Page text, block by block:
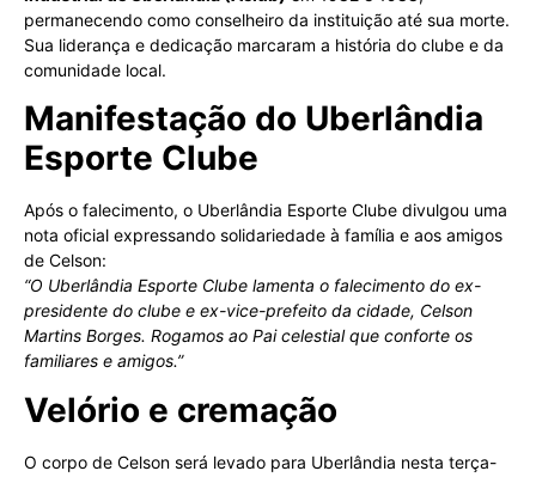
permanecendo como conselheiro da instituição até sua morte.
Sua liderança e dedicação marcaram a história do clube e da
comunidade local.
Manifestação do Uberlândia
Esporte Clube
Após o falecimento, o Uberlândia Esporte Clube divulgou uma
nota oficial expressando solidariedade à família e aos amigos
de Celson:
“O Uberlândia Esporte Clube lamenta o falecimento do ex-
presidente do clube e ex-vice-prefeito da cidade, Celson
Martins Borges. Rogamos ao Pai celestial que conforte os
familiares e amigos.”
Velório e cremação
O corpo de Celson será levado para Uberlândia nesta terça-